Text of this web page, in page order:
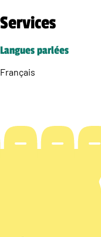
Services
Langues parlées
Français